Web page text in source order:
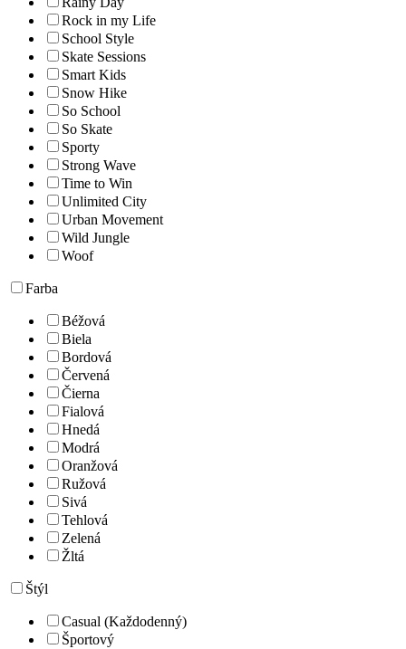
Rock in my Life
School Style
Skate Sessions
Smart Kids
Snow Hike
So School
So Skate
Sporty
Strong Wave
Time to Win
Unlimited City
Urban Movement
Wild Jungle
Woof
Farba
Béžová
Biela
Bordová
Červená
Čierna
Fialová
Hnedá
Modrá
Oranžová
Ružová
Sivá
Tehlová
Zelená
Žltá
Štýl
Casual (Každodenný)
Športový